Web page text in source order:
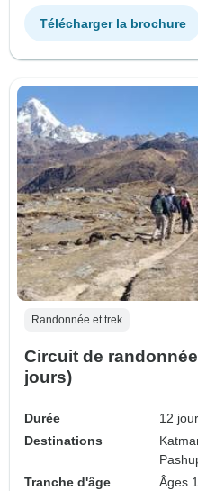
Télécharger la brochure
Randonnée et trek
Circuit de
jours)
Durée
12
Destinations
Tranche d'âge
Âges